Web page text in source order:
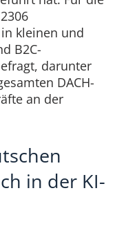
kleinen und
B2C-
darunter
DACH-
an der
in der KI-